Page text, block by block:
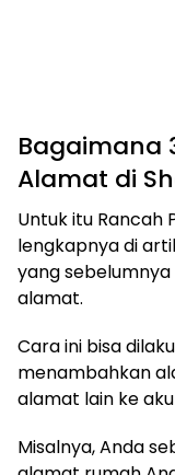
Bagaimana
Alamat di
Untuk itu Rancah
lengkapnya di
yang
alamat.
Cara ini bisa
menambahkan
alamat lain ke
Misalnya, Anda